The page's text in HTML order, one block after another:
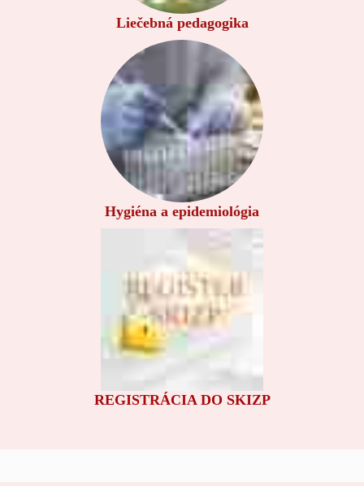
Liečebná pedagogika
Hygiéna a epidemiológia
REGISTRÁCIA DO SKIZP